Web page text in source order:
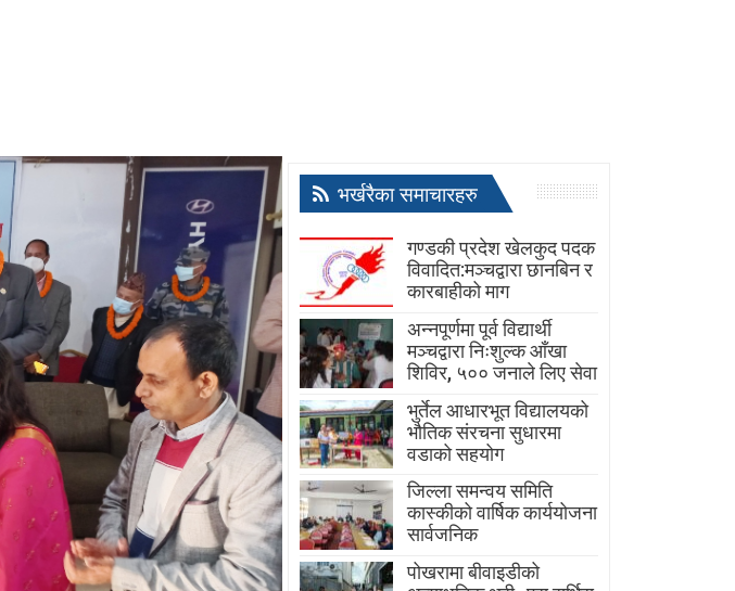
भर्खरैका समाचारहरु
गण्डकी प्रदेश खेलकुद पदक
विवादित:मञ्चद्वारा छानबिन र
कारबाहीको माग
अन्नपूर्णमा पूर्व विद्यार्थी
मञ्चद्वारा निःशुल्क आँखा
शिविर, ५०० जनाले लिए सेवा
भुर्तेल आधारभूत विद्यालयको
भौतिक संरचना सुधारमा
वडाको सहयोग
जिल्ला समन्वय समिति
कास्कीको वार्षिक कार्ययोजना
सार्वजनिक
पोखरामा बीवाइडीको